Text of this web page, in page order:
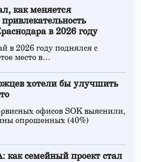
как меняется
в 2026 году
в 2026 году поднялся с
место в…
хотели бы улучшить
офисов SOK выяснили,
опрошенных (40%)
как семейный проект стал